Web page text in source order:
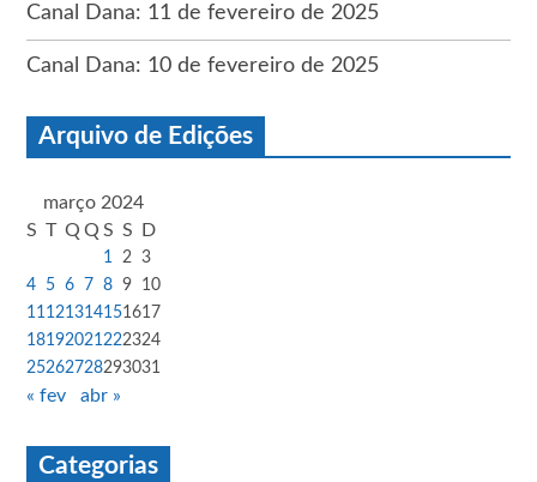
Canal Dana: 11 de fevereiro de 2025
Canal Dana: 10 de fevereiro de 2025
Arquivo de Edições
março 2024
S T Q Q S S D
1 2
3
4
5 6 7 8 9
10
11 121314151617
18192021 222324
25262728293031
« fev abr »
Categorias